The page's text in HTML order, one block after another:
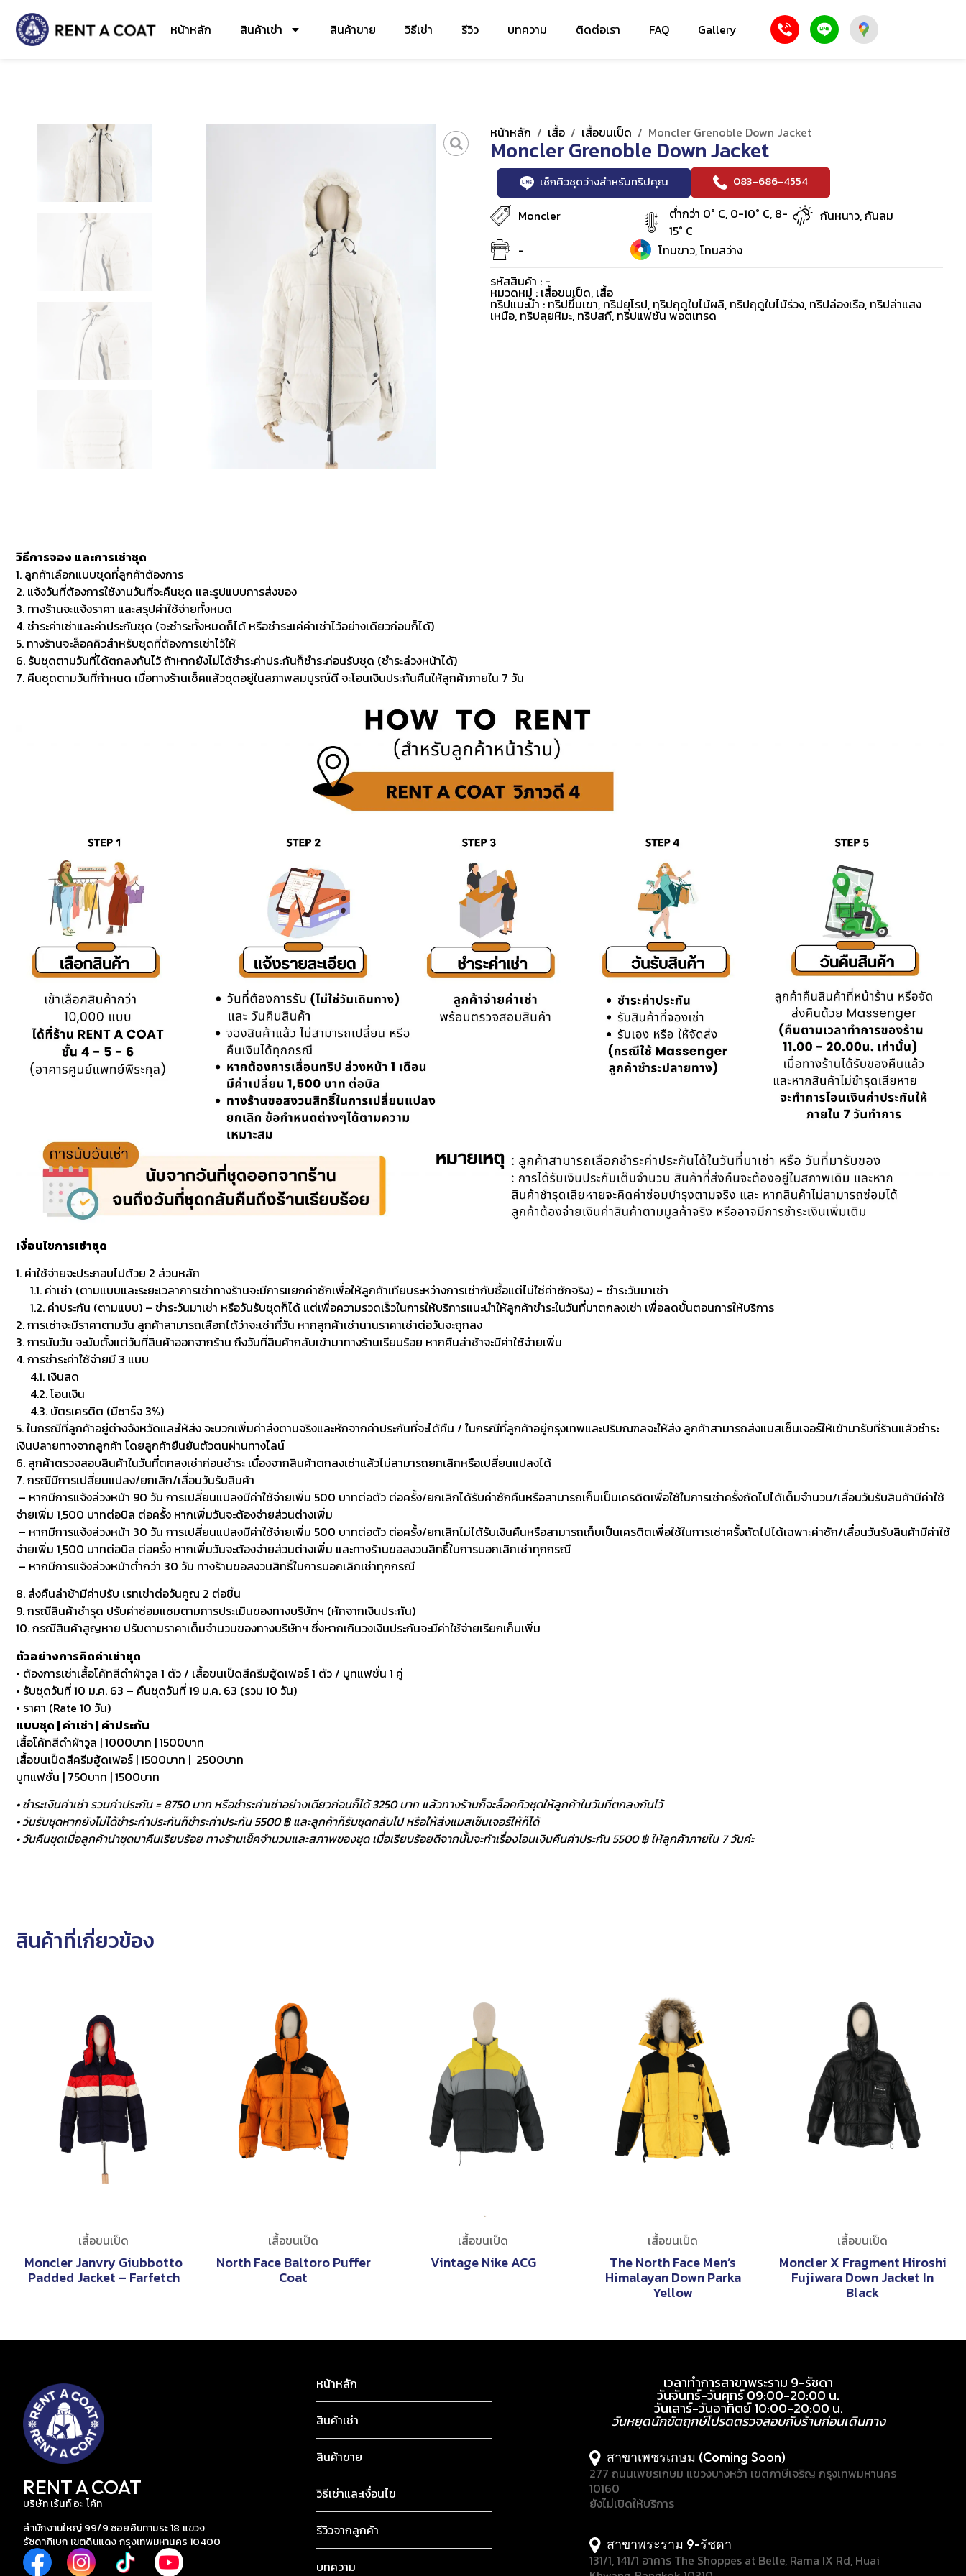
หน้าหลัก สินค้าเช่า สินค้าขาย วิธีเช่า รีวิว บทความ ติดต่อเรา FAQ Gallery
หน้าหลัก / เสื้อ / เสื้อขนเป็ด / Moncler Grenoble Down Jacket
Moncler Grenoble Down Jacket
เช็กคิวชุดว่างสำหรับทริปคุณ 083-686-4554
Moncler
ต่ำกว่า 0° C, 0-10° C, 8-
15° C
กันหนาว, กันลม
-
โทนขาว, โทนสว่าง
รหัสสินค้า : -
หมวดหมู่ : เสื้อขนเป็ด, เสื้อ
ทริปแนะนำ : ทริปขึ้นเขา, ทริปยุโรป, ทริปฤดูใบไม้ผลิ, ทริปฤดูใบไม้ร่วง, ทริปล่องเรือ, ทริปล่าแสง
เหนือ, ทริปลุยหิมะ, ทริปสกี, ทริปแฟชั่น พอตเทรด
วิธีการจอง และการเช่าชุด
1. ลูกค้าเลือกแบบชุดที่ลูกค้าต้องการ
2. แจ้งวันที่ต้องการใช้งานวันที่จะคืนชุด และรูปแบบการส่งของ
3. ทางร้านจะแจ้งราคา และสรุปค่าใช้จ่ายทั้งหมด
4. ชำระค่าเช่าและค่าประกันชุด (จะชำระทั้งหมดก็ได้ หรือชำระแค่ค่าเช่าไว้อย่างเดียวก่อนก็ได้)
5. ทางร้านจะล็อคคิวสำหรับชุดที่ต้องการเช่าไว้ให้
6. รับชุดตามวันที่ได้ตกลงกันไว้ ถ้าหากยังไม่ได้ชำระค่าประกันก็ชำระก่อนรับชุด (ชำระล่วงหน้าได้)
7. คืนชุดตามวันที่กำหนด เมื่อทางร้านเช็คแล้วชุดอยู่ในสภาพสมบูรณ์ดี จะโอนเงินประกันคืนให้ลูกค้าภายใน 7 วัน
เงื่อนไขการเช่าชุด
1. ค่าใช้จ่ายจะประกอบไปด้วย 2 ส่วนหลัก
1.1. ค่าเช่า (ตามแบบและระยะเวลาการเช่าทางร้านจะมีการแยกค่าซักเพื่อให้ลูกค้าเทียบระหว่างการเช่ากับซื้อแต่ไม่ใช่ค่าซักจริง) – ชำระวันมาเช่า
1.2. ค่าประกัน (ตามแบบ) – ชำระวันมาเช่า หรือวันรับชุดก็ได้ แต่เพื่อความรวดเร็วในการให้บริการแนะนำให้ลูกค้าชำระในวันที่มาตกลงเช่า เพื่อลดขั้นตอนการให้บริการ
2. การเช่าจะมีราคาตามวัน ลูกค้าสามารถเลือกได้ว่าจะเช่ากี่วัน หากลูกค้าเช่านานราคาเช่าต่อวันจะถูกลง
3. การนับวัน จะนับตั้งแต่วันที่สินค้าออกจากร้าน ถึงวันที่สินค้ากลับเข้ามาทางร้านเรียบร้อย หากคืนล่าช้าจะมีค่าใช้จ่ายเพิ่ม
4. การชำระค่าใช้จ่ายมี 3 แบบ
4.1. เงินสด
4.2. โอนเงิน
4.3. บัตรเครดิต (มีชาร์จ 3%)
5. ในกรณีที่ลูกค้าอยู่ต่างจังหวัดและให้ส่ง จะบวกเพิ่มค่าส่งตามจริงและหักจากค่าประกันที่จะได้คืน / ในกรณีที่ลูกค้าอยู่กรุงเทพและปริมณฑลจะให้ส่ง ลูกค้าสามารถส่งแมสเซ็นเจอร์ให้เข้ามารับที่ร้านแล้วชำระ
เงินปลายทางจากลูกค้า โดยลูกค้ายืนยันตัวตนผ่านทางไลน์
6. ลูกค้าตรวจสอบสินค้าในวันที่ตกลงเช่าก่อนชำระ เนื่องจากสินค้าตกลงเช่าแล้วไม่สามารถยกเลิกหรือเปลี่ยนแปลงได้
7. กรณีมีการเปลี่ยนแปลง/ยกเลิก/เลื่อนวันรับสินค้า
– หากมีการแจ้งล่วงหน้า 90 วัน การเปลี่ยนแปลงมีค่าใช้จ่ายเพิ่ม 500 บาทต่อตัว ต่อครั้ง/ยกเลิกได้รับค่าซักคืนหรือสามารถเก็บเป็นเครดิตเพื่อใช้ในการเช่าครั้งถัดไปได้เต็มจำนวน/เลื่อนวันรับสินค้ามีค่าใช้
จ่ายเพิ่ม 1,500 บาทต่อบิล ต่อครั้ง หากเพิ่มวันจะต้องจ่ายส่วนต่างเพิ่ม
– หากมีการแจ้งล่วงหน้า 30 วัน การเปลี่ยนแปลงมีค่าใช้จ่ายเพิ่ม 500 บาทต่อตัว ต่อครั้ง/ยกเลิกไม่ได้รับเงินคืนหรือสามารถเก็บเป็นเครดิตเพื่อใช้ในการเช่าครั้งถัดไปได้เฉพาะค่าซัก/เลื่อนวันรับสินค้ามีค่าใช้
จ่ายเพิ่ม 1,500 บาทต่อบิล ต่อครั้ง หากเพิ่มวันจะต้องจ่ายส่วนต่างเพิ่ม และทางร้านขอสงวนสิทธิ์ในการบอกเลิกเช่าทุกกรณี
– หากมีการแจ้งล่วงหน้าต่ำกว่า 30 วัน ทางร้านขอสงวนสิทธิ์ในการบอกเลิกเช่าทุกกรณี
8. ส่งคืนล่าช้ามีค่าปรับ เรทเช่าต่อวันคูณ 2 ต่อชิ้น
9. กรณีสินค้าชำรุด ปรับค่าซ่อมแซมตามการประเมินของทางบริษัทฯ (หักจากเงินประกัน)
10. กรณีสินค้าสูญหาย ปรับตามราคาเต็มจำนวนของทางบริษัทฯ ซึ่งหากเกินวงเงินประกันจะมีค่าใช้จ่ายเรียกเก็บเพิ่ม
ตัวอย่างการคิดค่าเช่าชุด
• ต้องการเช่าเสื้อโค้ทสีดำผ้าวูล 1 ตัว / เสื้อขนเป็ดสีครีมฮู้ดเฟอร์ 1 ตัว / บูทแฟชั่น 1 คู่
• รับชุดวันที่ 10 ม.ค. 63 – คืนชุดวันที่ 19 ม.ค. 63 (รวม 10 วัน)
• ราคา (Rate 10 วัน)
แบบชุด | ค่าเช่า | ค่าประกัน
เสื้อโค้ทสีดำผ้าวูล | 1000บาท | 1500บาท
เสื้อขนเป็ดสีครีมฮู้ดเฟอร์ | 1500บาท | 2500บาท
บูทแฟชั่น | 750บาท | 1500บาท
• ชำระเงินค่าเช่า รวมค่าประกัน = 8750 บาท หรือชำระค่าเช่าอย่างเดียวก่อนก็ได้ 3250 บาท แล้วทางร้านก็จะล็อคคิวชุดให้ลูกค้าในวันที่ตกลงกันไว้
• วันรับชุดหากยังไม่ได้ชำระค่าประกันก็ชำระค่าประกัน 5500 ฿ และลูกค้าก็รับชุดกลับไป หรือให้ส่งแมสเซ็นเจอร์ให้ก็ได้
• วันคืนชุดเมื่อลูกค้านำชุดมาคืนเรียบร้อย ทางร้านเช็คจำนวนและสภาพของชุด เมื่อเรียบร้อยดีจากนั้นจะทำเรื่องโอนเงินคืนค่าประกัน 5500 ฿ ให้ลูกค้าภายใน 7 วันค่ะ
สินค้าที่เกี่ยวข้อง
เสื้อขนเป็ด
Moncler Janvry Giubbotto
Padded Jacket – Farfetch
เสื้อขนเป็ด
North Face Baltoro Puffer
Coat
เสื้อขนเป็ด
Vintage Nike ACG
เสื้อขนเป็ด
The North Face Men’s
Himalayan Down Parka
Yellow
เสื้อขนเป็ด
Moncler X Fragment Hiroshi
Fujiwara Down Jacket In
Black
RENT A COAT
บริษัท เร้นท์ อะ โค้ท
สำนักงานใหญ่ 99/9 ซอยอินทามระ 18 แขวง
รัชดาภิเษก เขตดินแดง กรุงเทพมหานคร 10400
หน้าหลัก
สินค้าเช่า
สินค้าขาย
วิธีเช่าและเงื่อนไข
รีวิวจากลูกค้า
บทความ
เวลาทำการสาขาพระราม 9-รัชดา
วันจันทร์-วันศุกร์ 09:00-20:00 น.
วันเสาร์-วันอาทิตย์ 10:00-20:00 น.
วันหยุดนักขัตฤกษ์โปรดตรวจสอบกับร้านก่อนเดินทาง
สาขาเพชรเกษม (Coming Soon)
277 ถนนเพชรเกษม แขวงบางหว้า เขตภาษีเจริญ กรุงเทพมหานคร
10160
ยังไม่เปิดให้บริการ
สาขาพระราม 9-รัชดา
131/1, 141/1 อาคาร The Shoppes at Belle, Rama IX Rd, Huai